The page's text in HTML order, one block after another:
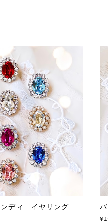
ンディ イヤリング